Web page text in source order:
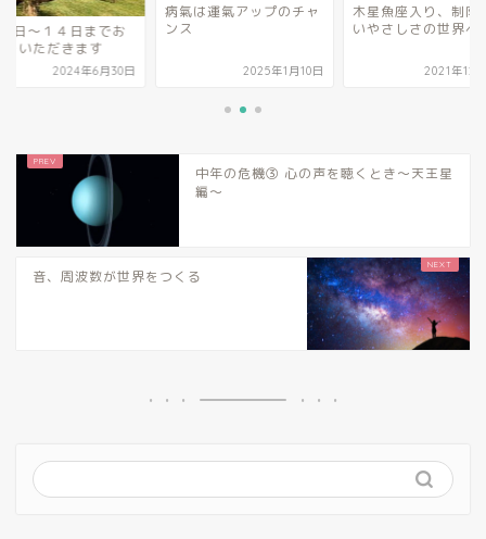
日～１４日までお
をいただきます
2024年6月30日
病氣は運氣アップのチャ
ンス
2025年1月10日
木星魚座入り、制限
いやさしさの世界へ
2021年12
中年の危機③ 心の声を聴くとき～天王星
編～
音、周波数が世界をつくる